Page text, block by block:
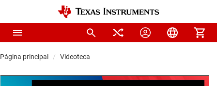
Página principal Videoteca